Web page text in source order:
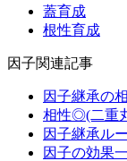
蓋育成
根性育成
因子関連記事
因子継承の
相性◎(二重
因子継承ル
因子の効果